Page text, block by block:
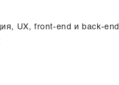
UX, front-end и back-end